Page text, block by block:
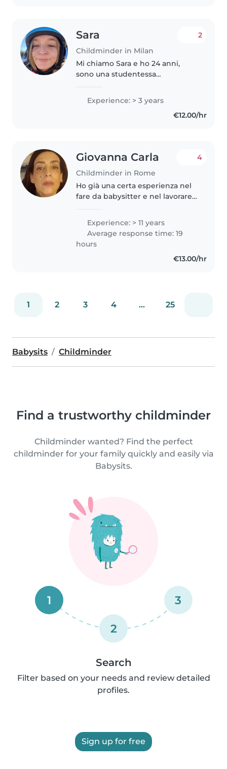
Sara
Childminder in Milan
2
Mi chiamo Sara e ho 24 anni,
sono una studentessa
come educatrice presso un asilo
nido. Sono solare, empatica e
Experience: > 3 years
€12.00/hr
Giovanna Carla
Childminder in Rome
4
Ho già una certa esperienza nel
fare da babysitter e nel lavorare
bambini diversamente abili.
Experience: > 11 years
Average response time: 19
hours
€13.00/hr
1 2 3 4 ... 25
Babysits Childminder
Find a trustworthy childminder
Childminder wanted? Find the perfect
childminder for your family quickly and easily via
Babysits.
1
2
3
Search
Filter based on your needs and review detailed
profiles.
Sign up for free